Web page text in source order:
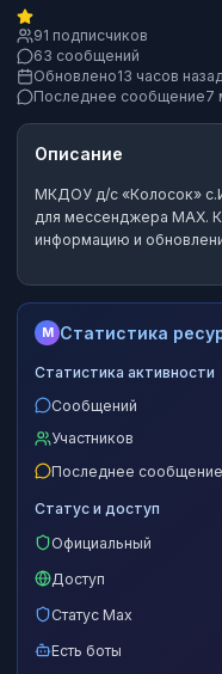
91 подписчиков
63 сообщений
Обновлено13 часов
Последнее сообщение7
Описание
МКДОУ д/с «Колосок»
для мессенджера MAX.
информацию и
M Статистика
Статистика активности
Сообщений
Участников
Последнее сообщение
Статус и доступ
Официальный
Доступ
Статус Max
Есть боты